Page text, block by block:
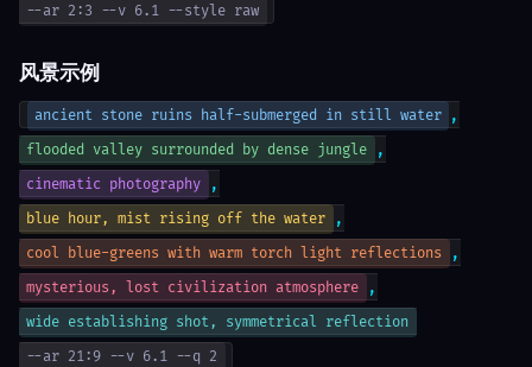
--ar 2:3 --v 6.1 --style raw
风景示例
ancient stone ruins half-submerged in still water ,
flooded valley surrounded by dense jungle ,
cinematic photography ,
blue hour, mist rising off the water ,
cool blue-greens with warm torch light reflections ,
mysterious, lost civilization atmosphere ,
wide establishing shot, symmetrical reflection
--ar 21:9 --v 6.1 --q 2